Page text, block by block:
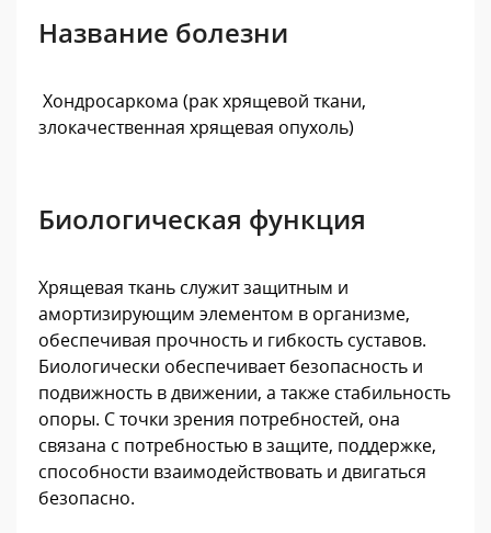
Название болезни
Хондросаркома (рак хрящевой ткани,
злокачественная хрящевая опухоль)
Биологическая функция
Хрящевая ткань служит защитным и
амортизирующим элементом в организме,
обеспечивая прочность и гибкость суставов.
Биологически обеспечивает безопасность и
подвижность в движении, а также стабильность
опоры. С точки зрения потребностей, она
связана с потребностью в защите, поддержке,
способности взаимодействовать и двигаться
безопасно.